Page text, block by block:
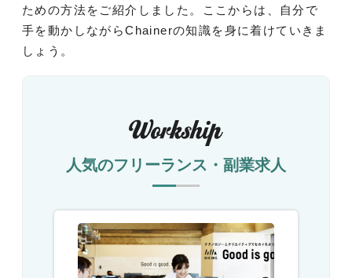
ための方法をご紹介しました。ここからは、自分で
手を動かしながらChainerの知識を身に着けていきま
しょう。
人気のフリーランス・副業求人